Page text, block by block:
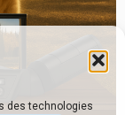
des technologies